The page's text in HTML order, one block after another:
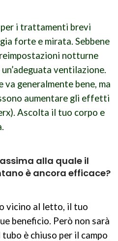
i trattamenti brevi
forte e mirata. Sebbene
notturne
ventilazione.
generalmente bene, ma
aumentare gli effetti
Ascolta il tuo corpo e
alla quale il
è ancora efficace?
vicino al letto, il tuo
beneficio. Però non sarà
è chiuso per il campo